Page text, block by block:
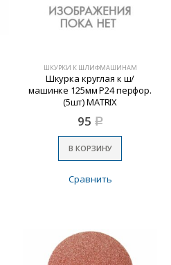
ШКУРКИ К ШЛИФМАШИНАМ
Шкурка круглая к ш/
машинке 125мм Р24 перфор.
(5шт) MATRIX
95 Р
В КОРЗИНУ
Сравнить